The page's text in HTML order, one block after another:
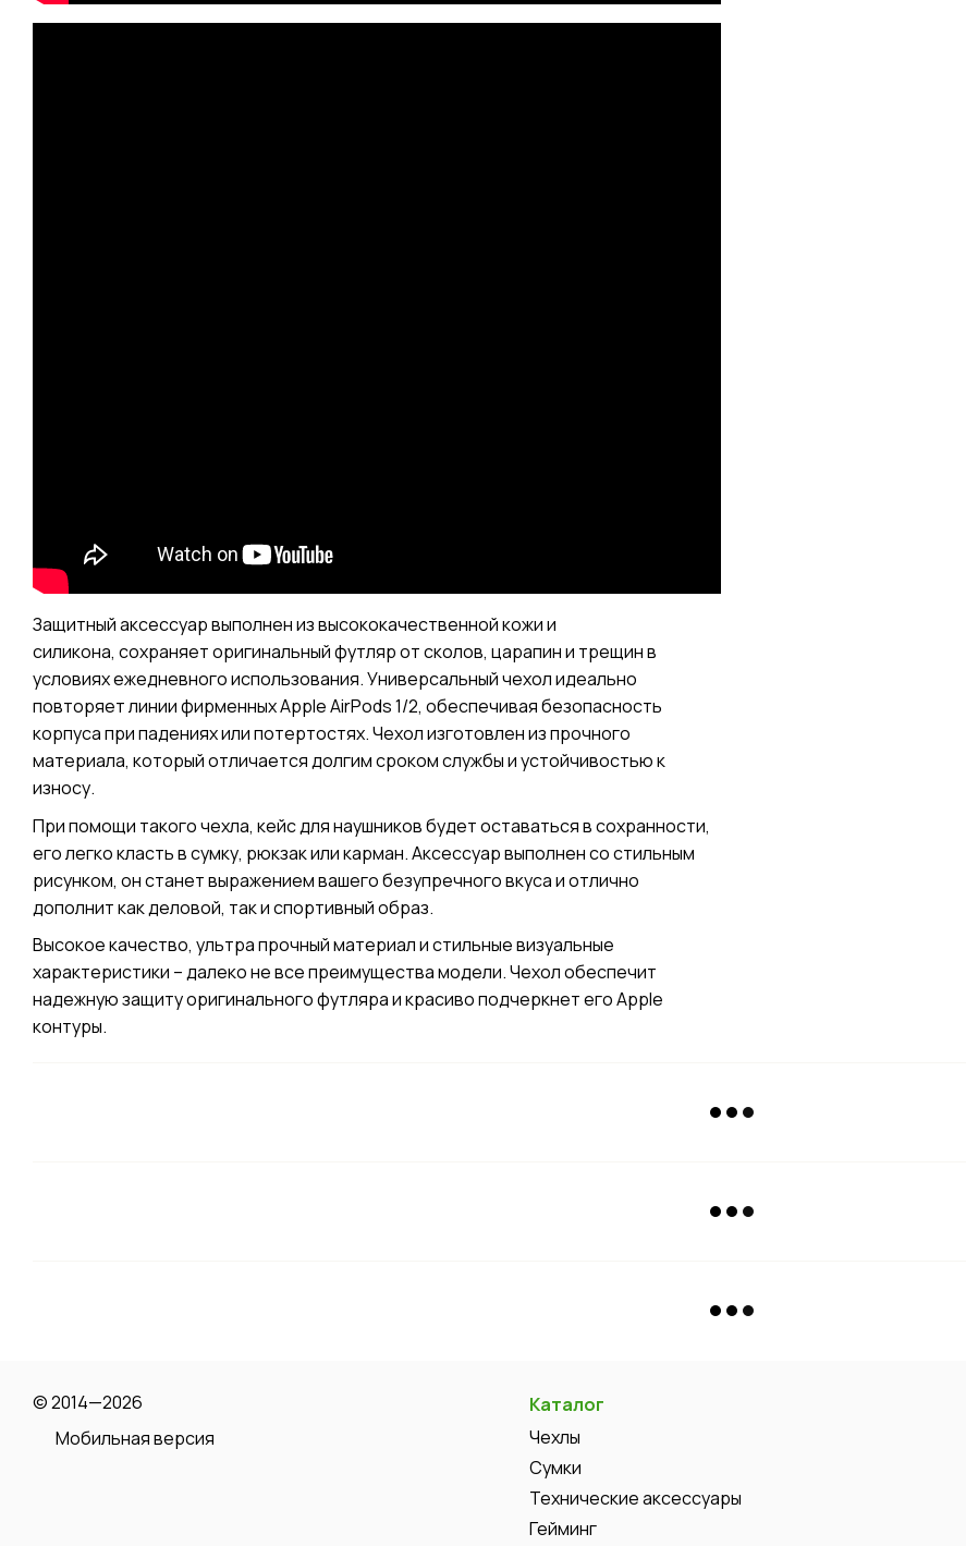
Защитный аксессуар выполнен из высококачественной кожи и
силикона, сохраняет оригинальный футляр от сколов, царапин и трещин в
условиях ежедневного использования. Универсальный чехол идеально
повторяет линии фирменных Apple AirPods 1/2, обеспечивая безопасность
корпуса при падениях или потертостях. Чехол изготовлен из прочного
материала, который отличается долгим сроком службы и устойчивостью к
износу.
При помощи такого чехла, кейс для наушников будет оставаться в сохранности,
его легко класть в сумку, рюкзак или карман. Аксессуар выполнен со стильным
рисунком, он станет выражением вашего безупречного вкуса и отлично
дополнит как деловой, так и спортивный образ.
Высокое качество, ультра прочный материал и стильные визуальные
характеристики – далеко не все преимущества модели. Чехол обеспечит
надежную защиту оригинального футляра и красиво подчеркнет его Apple
контуры.
© 2014—2026
Мобильная версия
Каталог
Чехлы
Сумки
Технические аксессуары
Гейминг